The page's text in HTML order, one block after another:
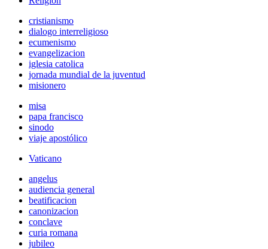
cristianismo
dialogo interreligioso
ecumenismo
evangelizacion
iglesia catolica
jornada mundial de la juventud
misionero
misa
papa francisco
sinodo
viaje apostólico
Vaticano
angelus
audiencia general
beatificacion
canonizacion
conclave
curia romana
jubileo